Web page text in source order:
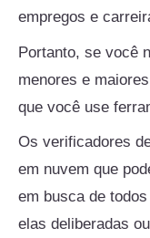
empregos e
Portanto, se você
menores e
que você use
Os verificadores
em nuvem que
em busca de
elas deliberadas